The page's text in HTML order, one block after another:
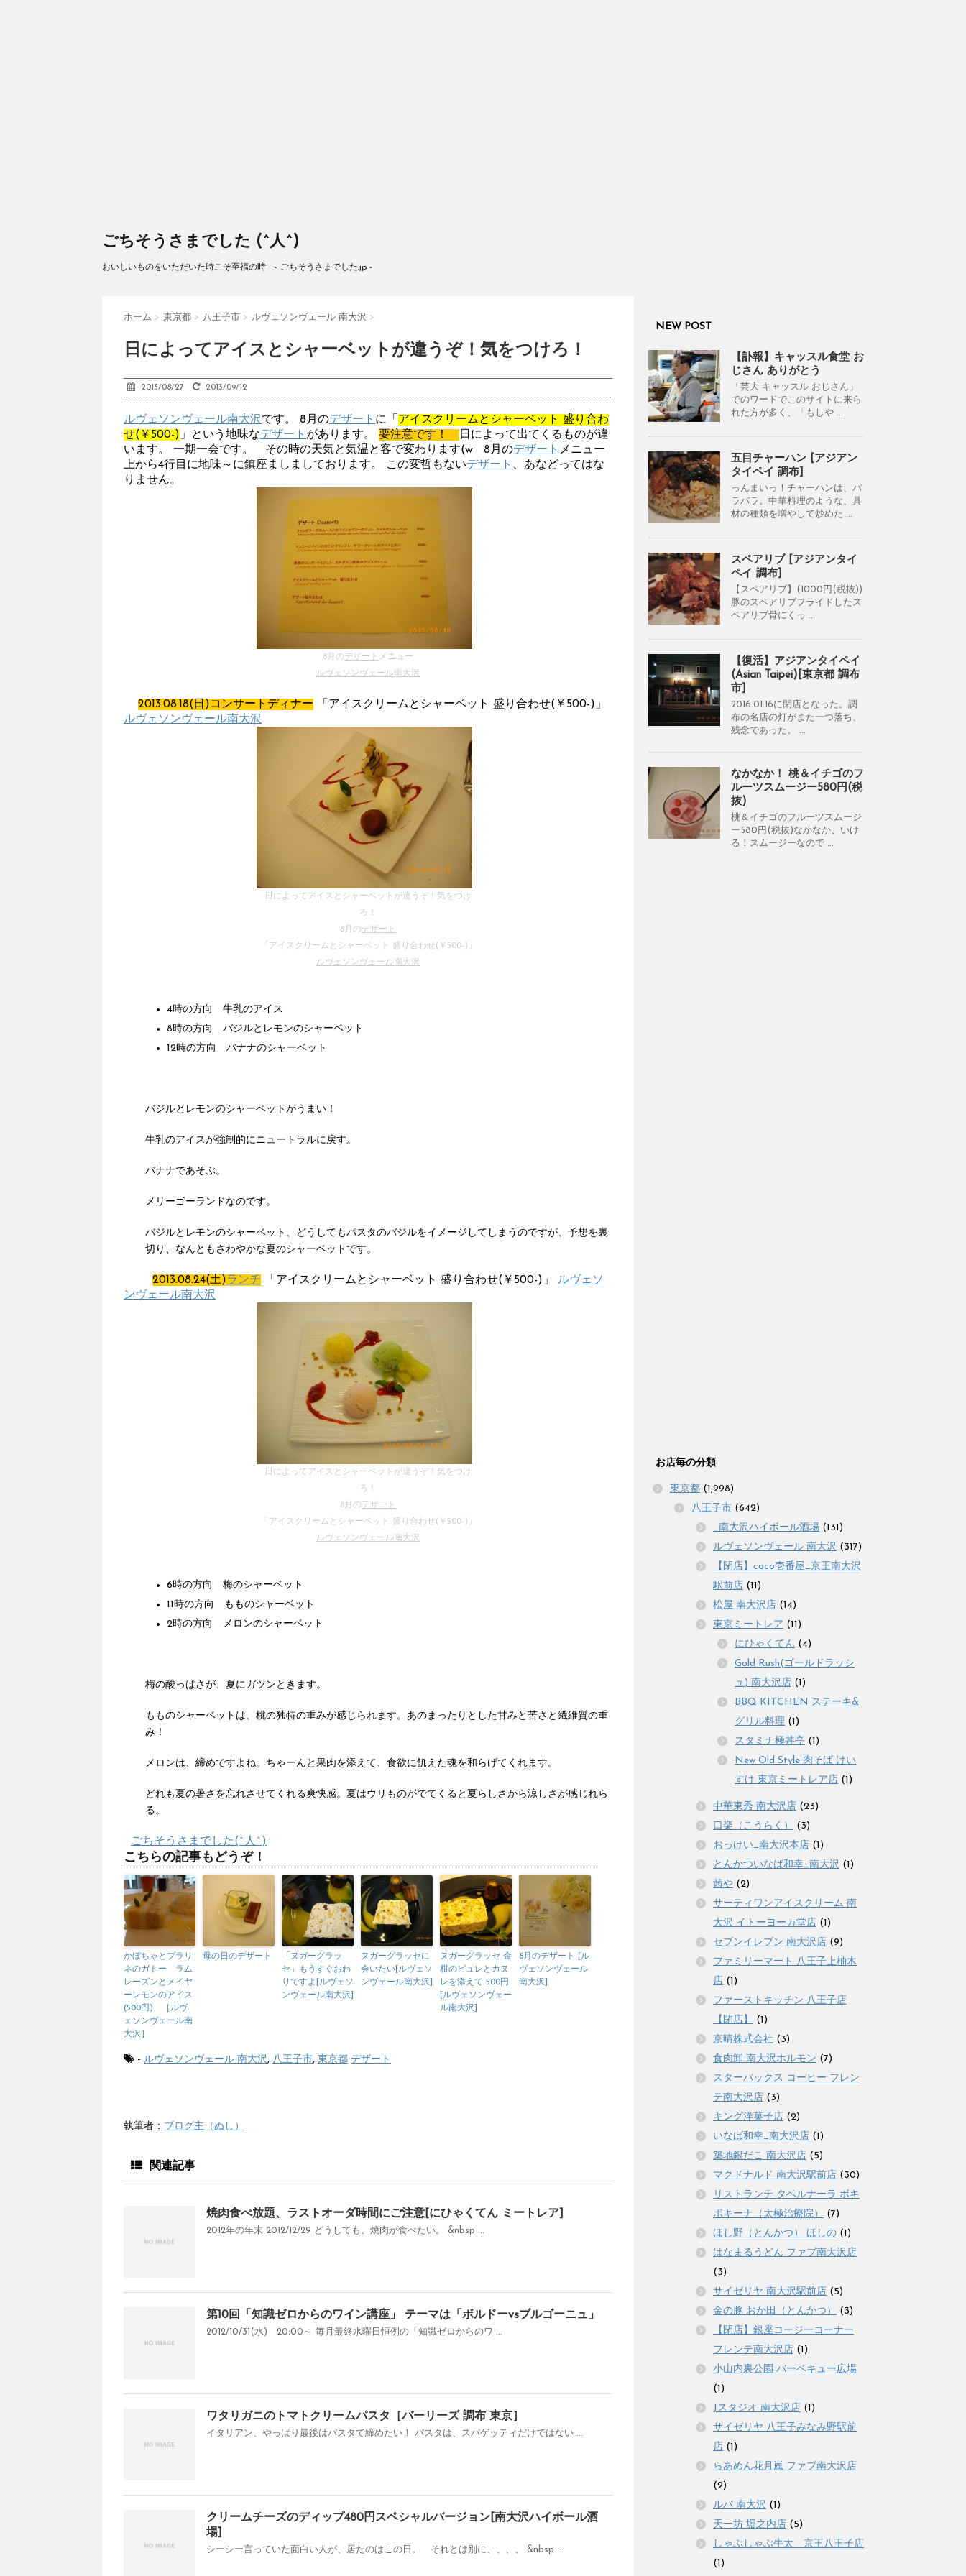
ごちそうさまでした (^人^)
おいしいものをいただいた時こそ至福の時 - ごちそうさまでした.jp -
ホーム > 東京都 > 八王子市 > ルヴェソンヴェール 南大沢 >
日によってアイスとシャーベットが違うぞ！気をつけろ！
2013/08/27 2013/09/12
ルヴェソンヴェール南大沢です。 8月のデザート に「 アイスクリームとシャーベット 盛り合わ
せ(￥500-) 」という地味なデザート があります。 要注意です！
日によって出てくるものが違
います。 一期一会です。 その時の天気と気温と客で変わります(w 8月のデザート メニュー
上から4行目に地味～に鎮座ましましております。 この変哲もないデザート 、あなどってはな
りません。
8月のデザート メニュー
ルヴェソンヴェール南大沢
2013.08.18(日)コンサートディナー 「アイスクリームとシャーベット 盛り合わせ(￥500-)」
ルヴェソンヴェール南大沢
日によってアイスとシャーベットが違うぞ！気をつけ
ろ！
8月のデザート
「アイスクリームとシャーベット 盛り合わせ(￥500-)」
ルヴェソンヴェール南大沢
4時の方向 牛乳のアイス
8時の方向 バジルとレモンのシャーベット
12時の方向 バナナのシャーベット
バジルとレモンのシャーベットがうまい！
牛乳のアイスが強制的にニュートラルに戻す。
バナナであそぶ。
メリーゴーランドなのです。
バジルとレモンのシャーベット、どうしてもパスタのバジルをイメージしてしまうのですが、予想を裏
切り、なんともさわやかな夏のシャーベットです。
2013.08.24(土)ランチ 「アイスクリームとシャーベット 盛り合わせ(￥500-)」 ルヴェソ
ンヴェール南大沢
日によってアイスとシャーベットが違うぞ！気をつけ
ろ！
8月のデザート
「アイスクリームとシャーベット 盛り合わせ(￥500-)」
ルヴェソンヴェール南大沢
6時の方向 梅のシャーベット
11時の方向 もものシャーベット
2時の方向 メロンのシャーベット
梅の酸っぱさが、夏にガツンときます。
もものシャーベットは、桃の独特の重みが感じられます。あのまったりとした甘みと苦さと繊維質の重
み！
メロンは、締めですよね。ちゃーんと果肉を添えて、食欲に飢えた魂を和らげてくれます。
どれも夏の暑さを忘れさせてくれる爽快感。夏はウリものがでてくると夏らしさから涼しさが感じれら
る。
ごちそうさまでした(^人^)
こちらの記事もどうぞ！
かぼちゃとプラリ
ネのガトー ラム
レーズンとメイヤ
ーレモンのアイス
(500円) ［ルヴ
ェソンヴェール南
大沢］
母の日のデザート
「ヌガーグラッ
セ」もうすぐおわ
りですよ[ルヴェソ
ンヴェール南大沢]
ヌガーグラッセに
会いたい[ルヴェソ
ンヴェール南大沢]
ヌガーグラッセ 金
柑のピュレとカヌ
レを添えて 500円
[ルヴェソンヴェー
ル南大沢]
8月のデザート [ル
ヴェソンヴェール
南大沢]
- ルヴェソンヴェール 南大沢, 八王子市, 東京都 デザート
執筆者： ブログ主（ぬし）
関連記事
焼肉食べ放題、ラストオーダ時間にご注意[にひゃくてん ミートレア]
2012年の年末 2012/12/29 どうしても、焼肉が食べたい。 &nbsp ...
第10回「知識ゼロからのワイン講座」 テーマは「ボルドーvsブルゴーニュ」
2012/10/31(水) 20:00～ 毎月最終水曜日恒例の「知識ゼロからのワ ...
ワタリガニのトマトクリームパスタ［バーリーズ 調布 東京］
イタリアン、やっぱり最後はパスタで締めたい！ パスタは、スパゲッティだけではない ...
クリームチーズのディップ480円スペシャルバージョン[南大沢ハイボール酒
場]
シーシー言っていた面白い人が、居たのはこの日。 それとは別に、、、、 &nbsp ...
NEW POST
【訃報】キャッスル食堂 お
じさん ありがとう
「芸大 キャッスル おじさん」
でのワードでこのサイトに来ら
れた方が多く、「もしや ...
五目チャーハン [アジアン
タイペイ 調布]
っんまいっ！チャーハンは、パ
ラパラ。中華料理のような、具
材の種類を増やして炒めた ...
スペアリブ [アジアンタイ
ペイ 調布]
【スペアリブ】(1000円(税抜))
豚のスペアリブフライドしたス
ペアリブ骨にくっ ...
【復活】アジアンタイペイ
(Asian Taipei)[東京都 調布
市]
2016.01.16に閉店となった。調
布の名店の灯がまた一つ落ち、
残念であった。 ...
なかなか！ 桃＆イチゴのフ
ルーツスムージー580円(税
抜)
桃＆イチゴのフルーツスムージ
ー580円(税抜)なかなか、いけ
る！スムージーなので ...
お店毎の分類
東京都 (1,298)
八王子市 (642)
_南大沢ハイボール酒場 (131)
ルヴェソンヴェール 南大沢 (317)
【閉店】coco壱番屋_京王南大沢
駅前店 (11)
松屋 南大沢店 (14)
東京ミートレア (11)
にひゃくてん (4)
Gold Rush(ゴールドラッシ
ュ) 南大沢店 (1)
BBQ KITCHEN ステーキ&
グリル料理 (1)
スタミナ極丼亭 (1)
New Old Style 肉そば けい
すけ 東京ミートレア店 (1)
中華東秀 南大沢店 (23)
口楽（こうらく）
(3)
おっけい_南大沢本店 (1)
とんかついなば和幸_南大沢 (1)
茜や (2)
サーティワンアイスクリーム 南
大沢 イトーヨーカ堂店 (1)
セブンイレブン 南大沢店 (9)
ファミリーマート 八王子上柚木
店 (1)
ファーストキッチン 八王子店
【閉店】
(1)
京晴株式会社 (3)
食肉卸 南大沢ホルモン (7)
スターバックス コーヒー フレン
テ南大沢店 (3)
キング洋菓子店 (2)
いなば和幸_南大沢店 (1)
築地銀だこ 南大沢店 (5)
マクドナルド 南大沢駅前店 (30)
リストランテ タベルナーラ ボキ
ボキーナ（太極治療院）
(7)
ほし野（とんかつ） ほしの (1)
はなまるうどん ファブ南大沢店
(3)
サイゼリヤ 南大沢駅前店 (5)
金の豚 おか田（とんかつ）
(3)
【閉店】銀座コージーコーナー
フレンテ南大沢店 (1)
小山内裏公園 バーベキュー広場
(1)
Jスタジオ 南大沢店 (1)
サイゼリヤ 八王子みなみ野駅前
店 (1)
らあめん花月嵐 ファブ南大沢店
(2)
ルパ 南大沢 (1)
天一坊 堀之内店 (5)
しゃぶしゃぶ牛太 京王八王子店
(1)